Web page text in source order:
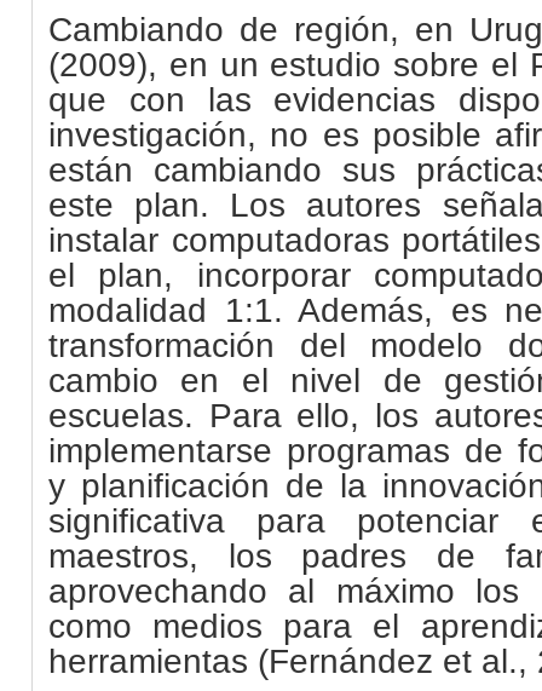
Cambiando de región, en
(2009), en un estudio sobre el
que con las evidencias
investigación, no es posible
están cambiando sus
este plan. Los autores
instalar computadoras
el plan, incorporar
modalidad 1:1. Además, es
transformación del modelo
cambio en el nivel de
escuelas. Para ello, los
implementarse programas de
y planificación de la
significativa para
maestros, los padres de
aprovechando al máximo los
como medios para el
herramientas (Fernández et al.,